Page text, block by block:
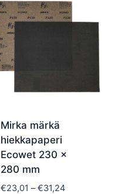
Mirka märkä
hiekkapaperi
Ecowet 230 x
280 mm
€23,01 – €31,24Hintaluokka: